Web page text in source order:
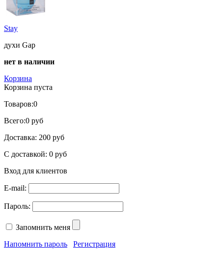
Stay
духи Gap
нет в наличии
Корзина
Корзина пуста
Товаров:0
Всего:0 руб
Доставка: 200 руб
С доставкой: 0 руб
Вход для клиентов
E-mail:
Пароль:
Запомнить меня
Напомнить пароль
Регистрация